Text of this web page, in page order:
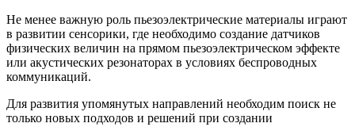
Не менее важную роль пьезоэлектрические материалы играют
в развитии сенсорики, где необходимо создание датчиков
физических величин на прямом пьезоэлектрическом эффекте
или акустических резонаторах в условиях беспроводных
коммуникаций.
Для развития упомянутых направлений необходим поиск не
только новых подходов и решений при создании